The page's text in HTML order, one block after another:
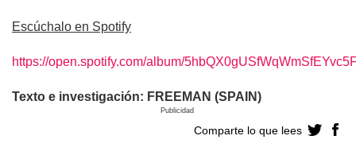
Escúchalo en Spotify
https://open.spotify.com/album/
Texto e investigación: FREEMAN (SPAIN)
Comparte lo que lees
Publicidad